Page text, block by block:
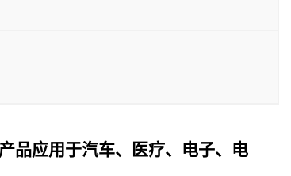
品应用于汽车、医疗、电子、电